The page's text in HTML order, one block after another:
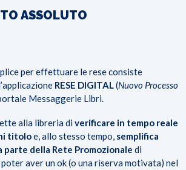
ASSOLUTO
per effettuare le rese consiste
RESE DIGITAL(Nuovo Processo
Messaggerie Libri.
alla libreria di verificare in tempo reale
titoloe, allo stesso tempo, semplifica
parte della Rete Promozionale di
aver un ok (o una riserva motivata) nel